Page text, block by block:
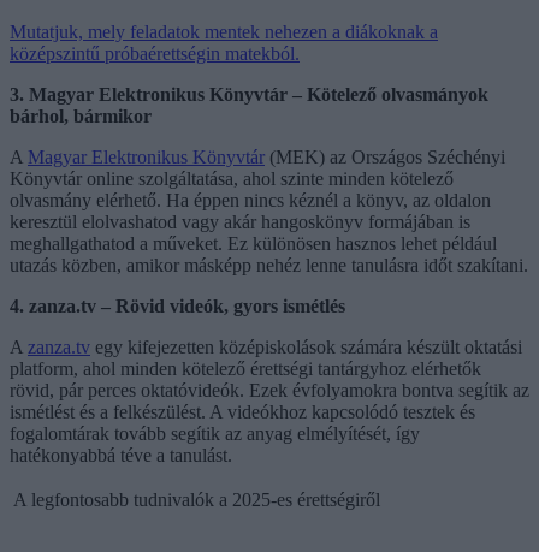
Mutatjuk, mely feladatok mentek nehezen a diákoknak a
középszintű próbaérettségin matekból.
3. Magyar Elektronikus Könyvtár – Kötelező olvasmányok
bárhol, bármikor
A Magyar Elektronikus Könyvtár (MEK) az Országos Széchényi
Könyvtár online szolgáltatása, ahol szinte minden kötelező
olvasmány elérhető. Ha éppen nincs kéznél a könyv, az oldalon
keresztül elolvashatod vagy akár hangoskönyv formájában is
meghallgathatod a műveket. Ez különösen hasznos lehet például
utazás közben, amikor másképp nehéz lenne tanulásra időt szakítani.
4. zanza.tv – Rövid videók, gyors ismétlés
A zanza.tv egy kifejezetten középiskolások számára készült oktatási
platform, ahol minden kötelező érettségi tantárgyhoz elérhetők
rövid, pár perces oktatóvideók. Ezek évfolyamokra bontva segítik az
ismétlést és a felkészülést. A videókhoz kapcsolódó tesztek és
fogalomtárak tovább segítik az anyag elmélyítését, így
hatékonyabbá téve a tanulást.
A legfontosabb tudnivalók a 2025-es érettségiről